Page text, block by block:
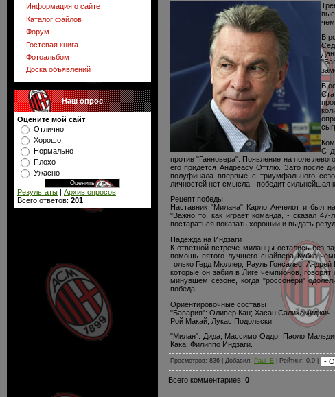
Информация о сайте
Каталог файлов
Форум
Гостевая книга
Фотоальбом
Доска объявлений
Наш опрос
Оцените мой сайт
Отлично
Хорошо
Нормально
Плохо
Ужасно
Результаты | Архив опросов
Всего ответов: 201
В
В
С
против "Ганновера". Появление на поле
его придется Андреасу Оттлю. Зато после
полуфинала впервые с триумфального
личностей нет смысла - победит сильнейшая
Рецепт победы
Наставник "Милана" Карло Анчелотти был
"Важно то, как играет команда, - сказал
постараться показать хороший и выдать
Надежда на Индзаги
К ответной встрече миланцы остались без
помощь пятого лучшего снайпера Кубка
только Герд Мюллер, Рауль Гонсалес,
которые он забил в Лиге чемпионов,
минувшем сезоне, когда "россонери"
победа.
Ориентировочные составы
"Бавария": Оливер Кан; Хасан
Рой Макай, Лукас Подольски.
"Милан": Дида; Массимо Оддо, Паоло
Кака; Филиппо Индзаги.
Просмотров: 836 | Добавил: Paul_B | Рейтинг: 0.0 |
Всего комментариев: 0